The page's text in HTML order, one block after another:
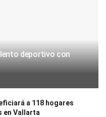
deportivo con
a 118 hogares
en Vallarta